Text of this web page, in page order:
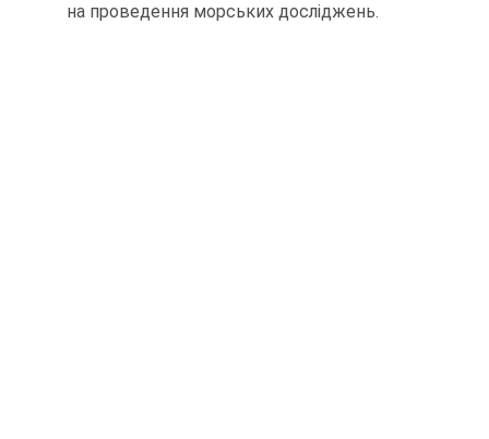
на проведення морських досліджень.